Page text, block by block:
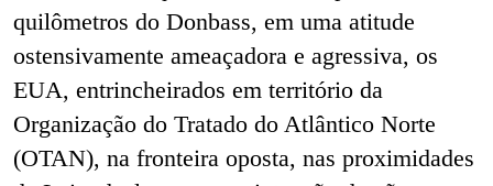
quilômetros do Donbass, em uma atitude
ostensivamente ameaçadora e agressiva, os
EUA, entrincheirados em território da
Organização do Tratado do Atlântico Norte
(OTAN), na fronteira oposta, nas proximidades